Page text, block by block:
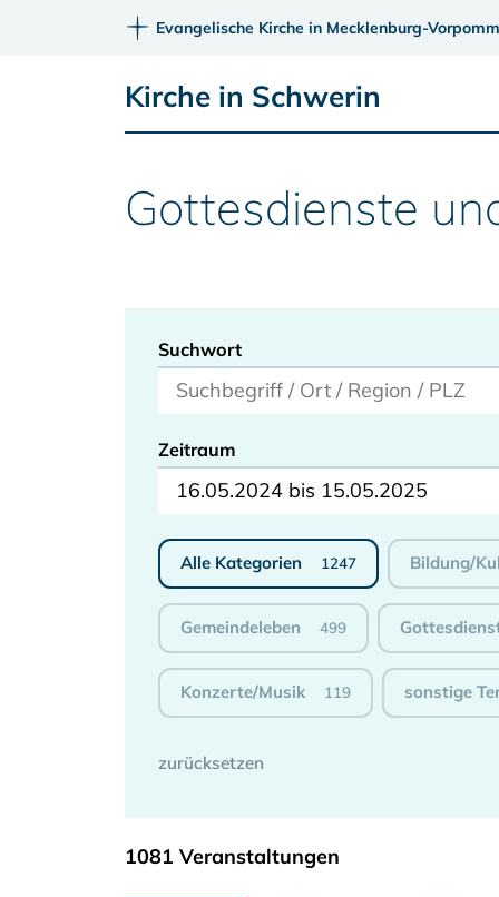
Evangelische Kirche in Mecklenburg-
Kirche in Schwerin
Gottesdienste
Suchwort
Zeitraum
16.05.2024 bis 15.05.2025
Alle Kategorien 1247 Bildung/
Gemeindeleben 499
Konzerte/Musik 119 sonstige
1081 Veranstaltungen